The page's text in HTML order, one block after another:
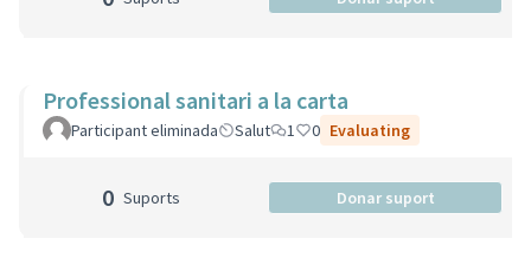
Professional sanitari a la carta
Participant eliminada Salut 1 0 Evaluating
0 Suports Donar suport